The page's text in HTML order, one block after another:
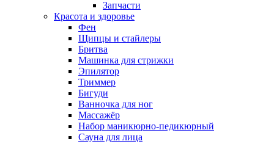
Запчасти
Красота и здоровье
Фен
Щипцы и стайлеры
Бритва
Машинка для стрижки
Эпилятор
Триммер
Бигуди
Ванночка для ног
Массажёр
Набор маникюрно-педикюрный
Сауна для лица